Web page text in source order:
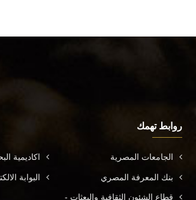
روابط تهمك
الجامعات المصرية اكاديمية
بنك المعرفة المصري البوابة
قطاع الشئون الثقافية والبعثات -